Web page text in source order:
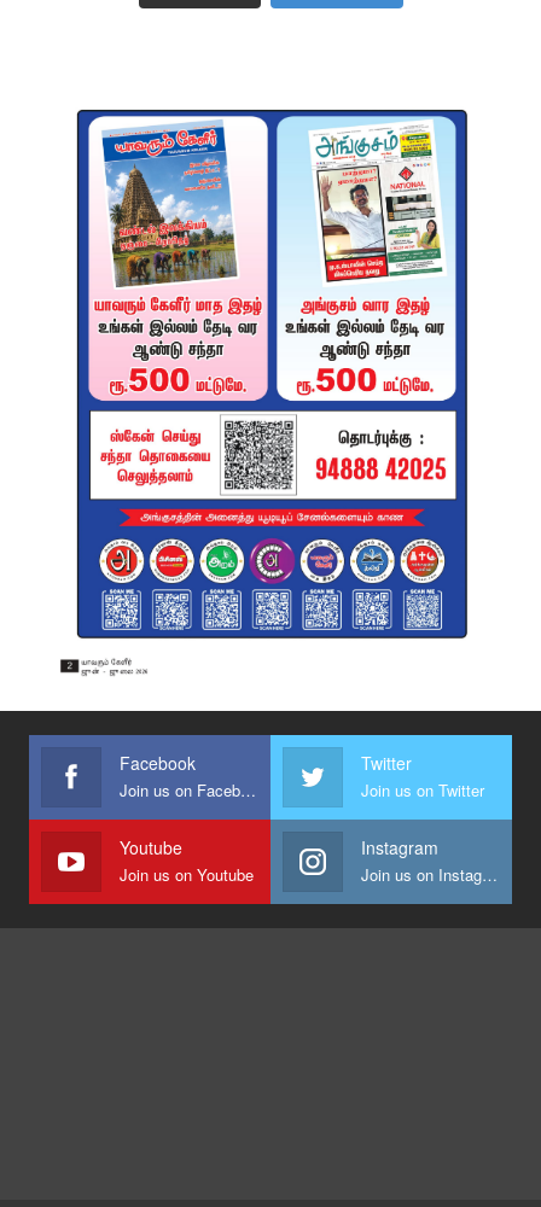
Facebook
Join us on Facebook
Twitter
Join us on Twitter
Youtube
Join us on Youtube
Instagram
Join us on Instagram